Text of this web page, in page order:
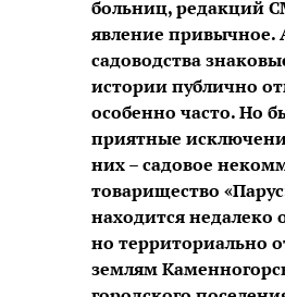
больниц, редакций
явление привычное.
садоводства
истории публично
особенно часто. Но
приятные
них – садовое
товарищество
находится недалеко
но территориально
землям